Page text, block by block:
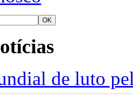
de luto